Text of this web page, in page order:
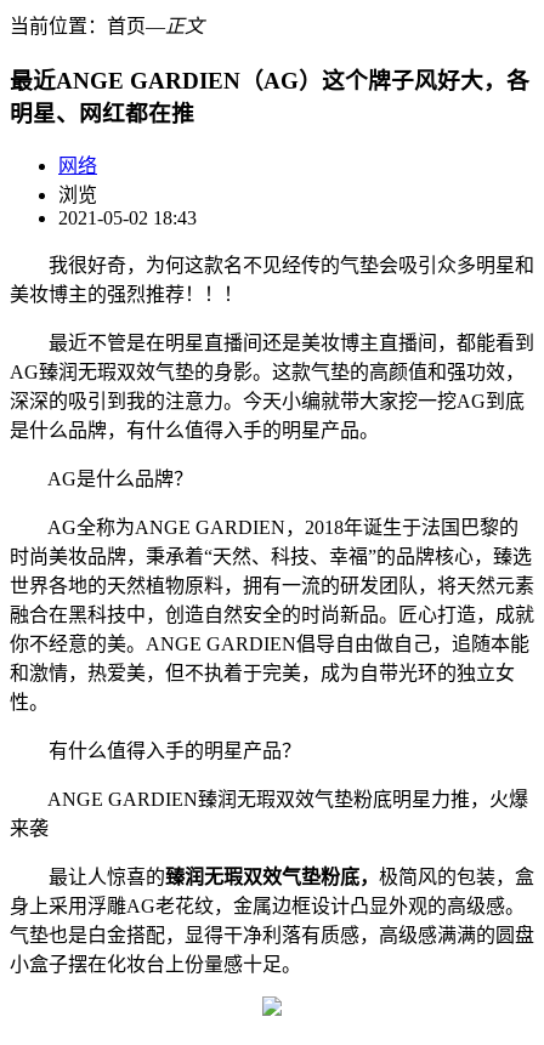
当前位置： 首页―正文
最近ANGE GARDIEN（AG）这个牌子风好大，各
明星、网红都在推
网络
浏览
2021-05-02 18:43
我很好奇，为何这款名不见经传的气垫会吸引众多明星和
美妆博主的强烈推荐！！！
最近不管是在明星直播间还是美妆博主直播间，都能看到
AG臻润无瑕双效气垫的身影。这款气垫的高颜值和强功效，
深深的吸引到我的注意力。今天小编就带大家挖一挖AG到底
是什么品牌，有什么值得入手的明星产品。
AG是什么品牌？
AG全称为ANGE GARDIEN，2018年诞生于法国巴黎的
时尚美妆品牌，秉承着“天然、科技、幸福”的品牌核心，臻选
世界各地的天然植物原料，拥有一流的研发团队，将天然元素
融合在黑科技中，创造自然安全的时尚新品。匠心打造，成就
你不经意的美。ANGE GARDIEN倡导自由做自己，追随本能
和激情，热爱美，但不执着于完美，成为自带光环的独立女
性。
有什么值得入手的明星产品？
ANGE GARDIEN臻润无瑕双效气垫粉底明星力推，火爆
来袭
最让人惊喜的臻润无瑕双效气垫粉底， 极简风的包装，盒
身上采用浮雕AG老花纹，金属边框设计凸显外观的高级感。
气垫也是白金搭配，显得干净利落有质感，高级感满满的圆盘
小盒子摆在化妆台上份量感十足。